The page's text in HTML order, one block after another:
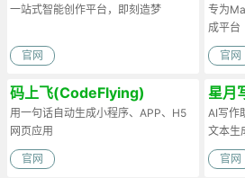
一站式智能创作平台，即刻造梦
官网
专为
成平台
官网
码上飞(CodeFlying)
用一句话自动生成小程序、APP、H5
网页应用
官网
星月
AI写作
文本生
官网